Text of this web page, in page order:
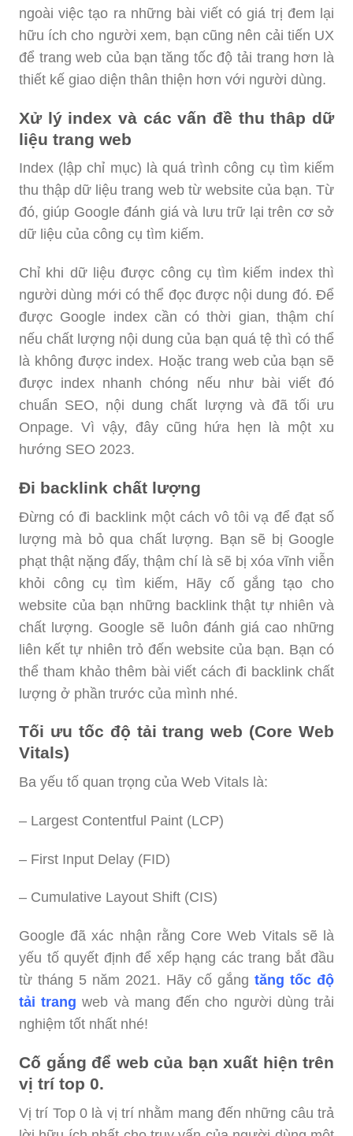
ngoài việc tạo ra những bài viết có giá trị đem lại
hữu ích cho người xem, bạn cũng nên cải tiến UX
để trang web của bạn tăng tốc độ tải trang hơn là
thiết kế giao diện thân thiện hơn với người dùng.
Xử lý index và các vấn đề thu thâp dữ
liệu trang web
Index (lập chỉ mục) là quá trình công cụ tìm kiếm
thu thập dữ liệu trang web từ website của bạn. Từ
đó, giúp Google đánh giá và lưu trữ lại trên cơ sở
dữ liệu của công cụ tìm kiếm.
Chỉ khi dữ liệu được công cụ tìm kiếm index thì
người dùng mới có thể đọc được nội dung đó. Để
được Google index cần có thời gian, thậm chí
nếu chất lượng nội dung của bạn quá tệ thì có thể
là không được index. Hoặc trang web của bạn sẽ
được index nhanh chóng nếu như bài viết đó
chuẩn SEO, nội dung chất lượng và đã tối ưu
Onpage. Vì vậy, đây cũng hứa hẹn là một xu
hướng SEO 2023.
Đi backlink chất lượng
Đừng có đi backlink một cách vô tôi vạ để đạt số
lượng mà bỏ qua chất lượng. Bạn sẽ bị Google
phạt thật nặng đấy, thậm chí là sẽ bị xóa vĩnh viễn
khỏi công cụ tìm kiếm, Hãy cố gắng tạo cho
website của bạn những backlink thật tự nhiên và
chất lượng. Google sẽ luôn đánh giá cao những
liên kết tự nhiên trỏ đến website của bạn. Bạn có
thể tham khảo thêm bài viết cách đi backlink chất
lượng ở phần trước của mình nhé.
Tối ưu tốc độ tải trang web (Core Web
Vitals)
Ba yếu tố quan trọng của Web Vitals là:
– Largest Contentful Paint (LCP)
– First Input Delay (FID)
– Cumulative Layout Shift (CIS)
Google đã xác nhận rằng Core Web Vitals sẽ là
yếu tố quyết định để xếp hạng các trang bắt đầu
từ tháng 5 năm 2021. Hãy cố gắng tăng tốc độ
tải trang web và mang đến cho người dùng trải
nghiệm tốt nhất nhé!
Cố gắng để web của bạn xuất hiện trên
vị trí top 0.
Vị trí Top 0 là vị trí nhằm mang đến những câu trả